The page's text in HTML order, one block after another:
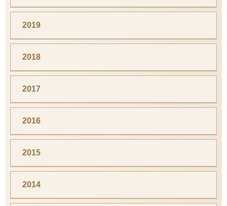
2019
2018
2017
2016
2015
2014